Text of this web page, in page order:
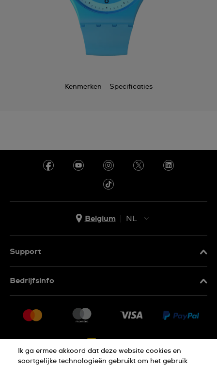
Kenmerken Specificaties
Belgium
NL
Support
Retournering
Verkoopvoorwaarden
Annulering van de overeenkomst
Bedrijfsinfo
Vacatures
Ik ga ermee akkoord dat deze website cookies en
soortgelijke technologieën gebruikt om het gebruik